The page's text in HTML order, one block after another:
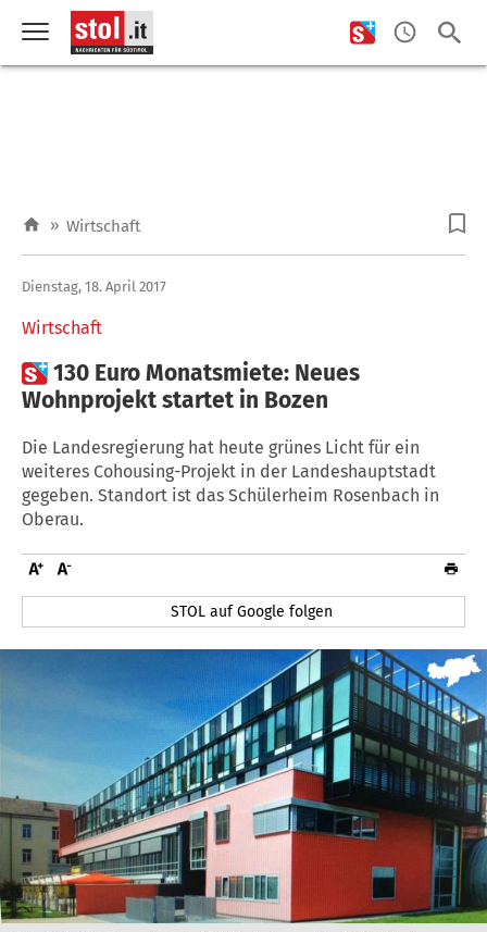
» Wirtschaft
Wirtschaft
Dienstag, 18. April 2017
130 Euro Monatsmiete: Neues
Wohnprojekt startet in Bozen
Die Landesregierung hat heute grünes Licht für ein
weiteres Cohousing-Projekt in der Landeshauptstadt
gegeben. Standort ist das Schülerheim Rosenbach in
Oberau.
STOL auf Google folgen